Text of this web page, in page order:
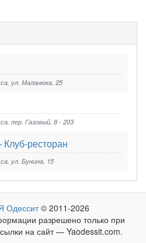
ул. Маланюка, 25
пер. Газовый, 8 - 203
ресторан
ул. Бунина, 15
Одессит© 2011-2026
разрешено только при
на сайт — Yaodessit.com.